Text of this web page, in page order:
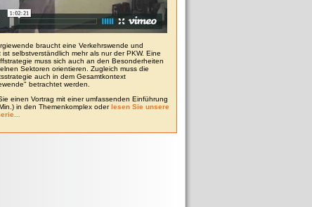
braucht eine Verkehrswende und
ist selbstverständlich mehr als nur der PKW. Eine
muss sich auch an den Besonderheiten
Sektoren orientieren. Zugleich muss die
auch in dem Gesamtkontext
betrachtet werden.
einen Vortrag mit einer umfassenden Einführung
in den Themenkomplex oderlesen Sie unsere